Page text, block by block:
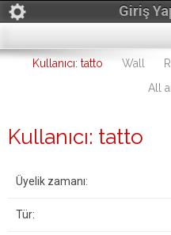
Giriş
Kullanıcı: tatto Wall
All
Kullanıcı: tatto
Üyelik zamanı:
Tür: